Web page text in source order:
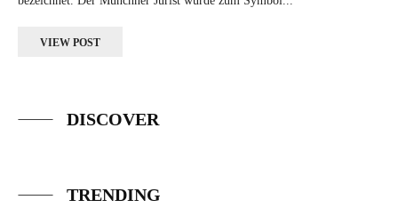
VIEW POST
DISCOVER
TRENDING